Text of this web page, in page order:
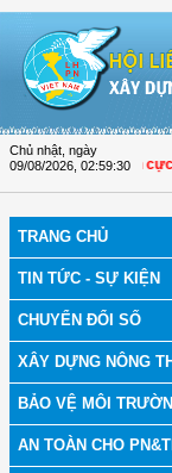
Chủ nhật, ngày
09/08/2026 02:59:31
Thọ Xuân tích cực
TRANG CHỦ
TIN TỨC - SỰ KIỆN
CHUYỂN ĐỔI SỐ
XÂY DỰNG NÔNG
BẢO VỆ MÔI
AN TOÀN CHO
OK